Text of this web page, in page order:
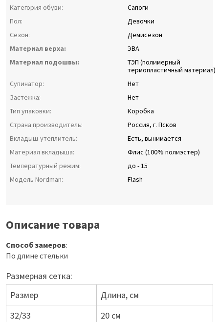
Категория обуви:
Сапоги
Пол:
Девочки
Сезон:
Демисезон
Материал верха:
ЭВА
Материал подошвы:
ТЭП (полимерный
термопластичный материал)
Супинатор:
Нет
Застежка:
Нет
Тип упаковки:
Коробка
Страна производитель:
Россия, г. Псков
Вкладыш-утеплитель:
Есть, вынимается
Материал вкладыша:
Флис (100% полиэстер)
Температурный режим:
до - 15
Модель Nordman:
Flash
Описание товара
Способ замеров:
По длине стельки
Размерная сетка:
Размер
Длина, см
32/33
20 см